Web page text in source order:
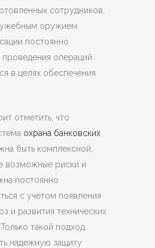
сотрудников,
оружием.
постоянно
операций
в целях обеспечения
отметить, что
охрана банковских
быть комплексной,
возможные риски и
постоянно
с учетом появления
и развития технических
такой подход
надежную защиту